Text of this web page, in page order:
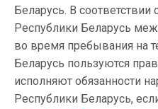
Беларусь. В соответствии
Республики Беларусь
во время пребывания на
Беларусь пользуются
исполняют обязанности
Республики Беларусь,